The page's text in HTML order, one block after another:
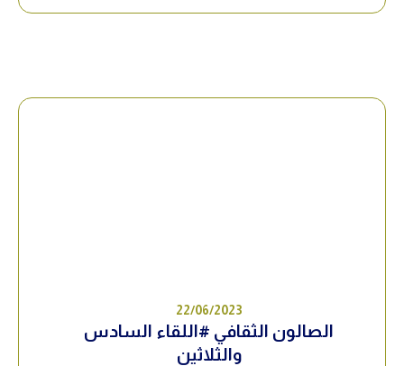
22/06/2023
الصالون الثقافي #اللقاء السادس
والثلاثين